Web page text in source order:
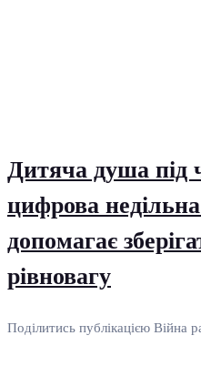
Дитяча душа під
цифрова
допомагає
рівновагу
Поділитись публікацією Війна